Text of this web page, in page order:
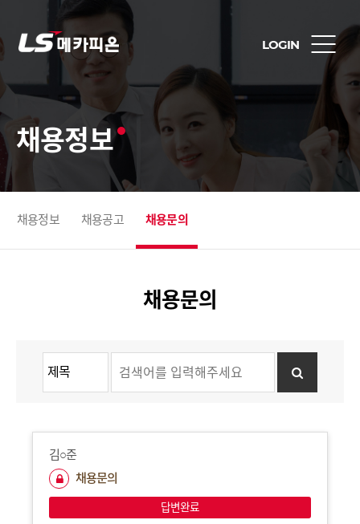
LOGIN
채용정보
채용정보 채용공고 채용문의
채용문의
김○준
채용문의
답변완료